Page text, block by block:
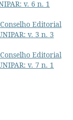
v. 6 n. 1
Conselho Editorial
v. 3 n. 3
Conselho Editorial
v. 7 n. 1